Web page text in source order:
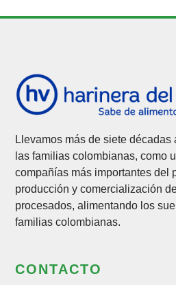
Llevamos más de siete décadas
las familias colombianas, como
compañías más importantes del
producción y comercialización
procesados, alimentando los
familias colombianas.
CONTACTO